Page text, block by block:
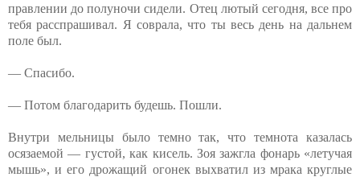
правлении до полуночи сидели. Отец лютый сегодня, все про
тебя расспрашивал. Я соврала, что ты весь день на дальнем
поле был.
— Спасибо.
— Потом благодарить будешь. Пошли.
Внутри мельницы было темно так, что темнота казалась
осязаемой — густой, как кисель. Зоя зажгла фонарь «летучая
мышь», и его дрожащий огонек выхватил из мрака круглые